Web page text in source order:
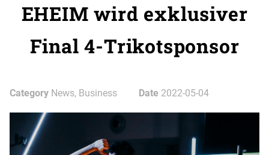
EHEIM wird exklusiver
Final 4-Trikotsponsor
Category News, Business Date 2022-05-04